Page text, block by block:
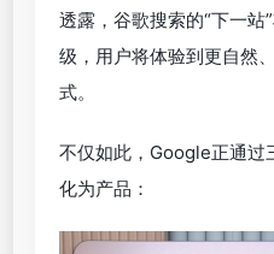
透露，谷歌搜索的“下一站
级，用户将体验到更自然
式。
不仅如此，Google正通过
化为产品：